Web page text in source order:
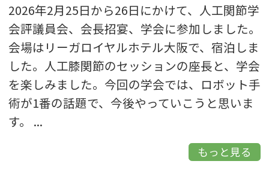
2026年2月25日から26日にかけて、人工関節学
会評議員会、会長招宴、学会に参加しました。
会場はリーガロイヤルホテル大阪で、宿泊しま
した。人工膝関節のセッションの座長と、学会
を楽しみました。今回の学会では、ロボット手
術が1番の話題で、今後やっていこうと思いま
す。 ...
もっと見る